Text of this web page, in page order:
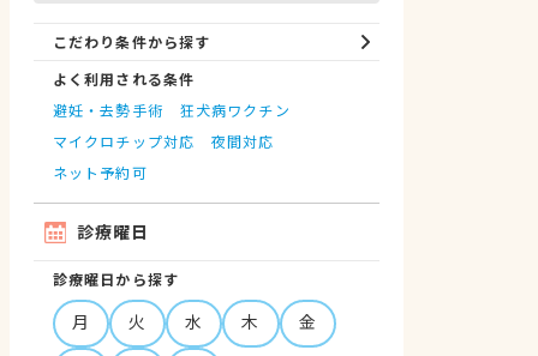
こだわり条件から探す
よく利用される条件
避妊・去勢手術
狂犬病ワクチン
マイクロチップ対応
夜間対応
ネット予約可
診療曜日
診療曜日から探す
月 火 水 木
金